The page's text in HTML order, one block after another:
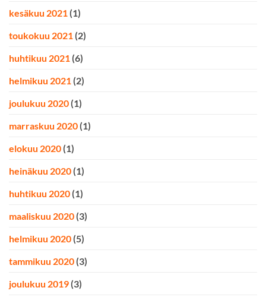
kesäkuu 2021 (1)
toukokuu 2021 (2)
huhtikuu 2021 (6)
helmikuu 2021 (2)
joulukuu 2020 (1)
marraskuu 2020 (1)
elokuu 2020 (1)
heinäkuu 2020 (1)
huhtikuu 2020 (1)
maaliskuu 2020 (3)
helmikuu 2020 (5)
tammikuu 2020 (3)
joulukuu 2019 (3)